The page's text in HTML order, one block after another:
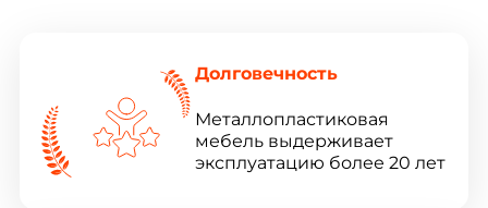
Долговечность
Металлопластиковая
мебель выдерживает
эксплуатацию более 20 лет